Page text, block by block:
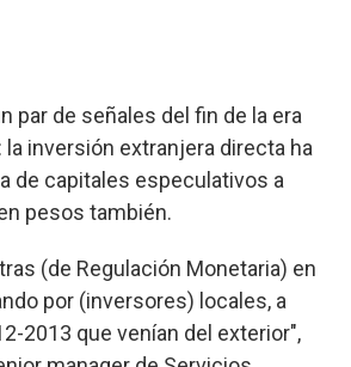
par de señales del fin de la era
la inversión extranjera directa ha
de capitales especulativos a
pesos también.
(de Regulación Monetaria) en
por (inversores) locales, a
2013 que venían del exterior",